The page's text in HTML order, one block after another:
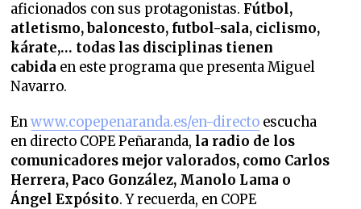
aficionados con sus protagonistas. Fútbol,
atletismo, baloncesto, futbol-sala, ciclismo,
kárate,… todas las disciplinas tienen
cabida en este programa que presenta Miguel
Navarro.
Enwww.copepenaranda.es/en-directo escucha
en directo COPE Peñaranda, la radio de los
comunicadores mejor valorados, como Carlos
Herrera, Paco González, Manolo Lama o
Ángel Expósito. Y recuerda, en COPE